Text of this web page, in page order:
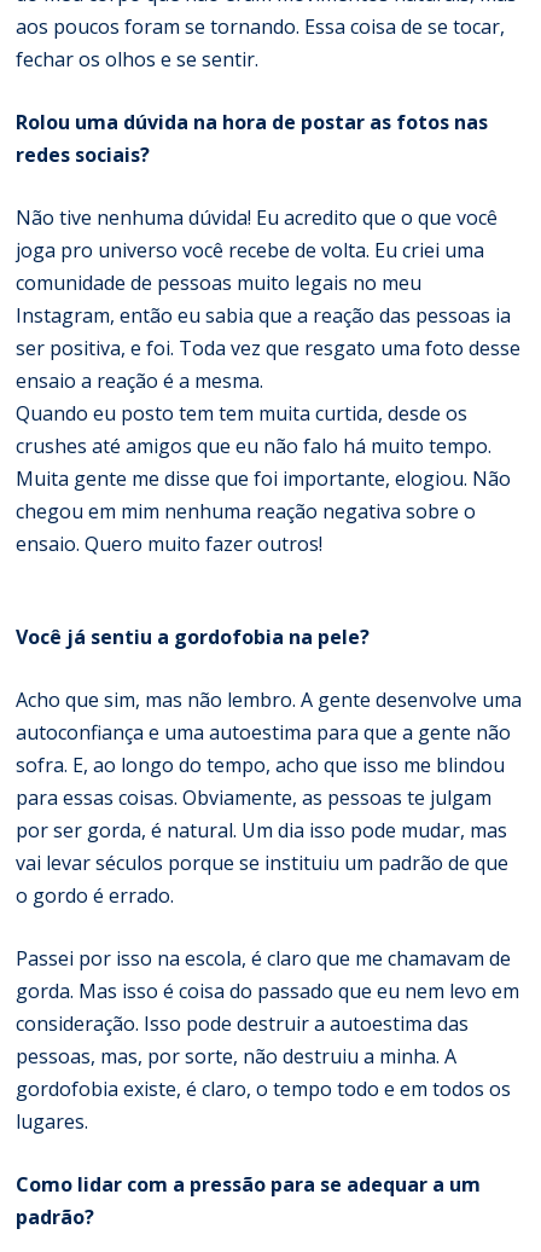
aos poucos foram se tornando. Essa coisa de se tocar,
fechar os olhos e se sentir.
Rolou uma dúvida na hora de postar as fotos nas
redes sociais?
Não tive nenhuma dúvida! Eu acredito que o que você
joga pro universo você recebe de volta. Eu criei uma
comunidade de pessoas muito legais no meu
Instagram, então eu sabia que a reação das pessoas ia
ser positiva, e foi. Toda vez que resgato uma foto desse
ensaio a reação é a mesma.
Quando eu posto tem tem muita curtida, desde os
crushes até amigos que eu não falo há muito tempo.
Muita gente me disse que foi importante, elogiou. Não
chegou em mim nenhuma reação negativa sobre o
ensaio. Quero muito fazer outros!
Você já sentiu a gordofobia na pele?
Acho que sim, mas não lembro. A gente desenvolve uma
autoconfiança e uma autoestima para que a gente não
sofra. E, ao longo do tempo, acho que isso me blindou
para essas coisas. Obviamente, as pessoas te julgam
por ser gorda, é natural. Um dia isso pode mudar, mas
vai levar séculos porque se instituiu um padrão de que
o gordo é errado.
Passei por isso na escola, é claro que me chamavam de
gorda. Mas isso é coisa do passado que eu nem levo em
consideração. Isso pode destruir a autoestima das
pessoas, mas, por sorte, não destruiu a minha. A
gordofobia existe, é claro, o tempo todo e em todos os
lugares.
Como lidar com a pressão para se adequar a um
padrão?